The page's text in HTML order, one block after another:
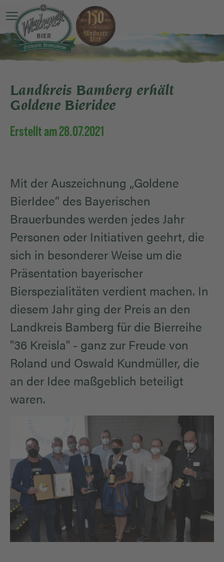
Hauptmenü öffnen
Landkreis Bamberg erhält
Goldene Bieridee
Erstellt am 28.07.2021
Mit der Auszeichnung „Goldene
BierIdee“ des Bayerischen
Brauerbundes werden jedes Jahr
Personen oder Initiativen geehrt, die
sich in besonderer Weise um die
Präsentation bayerischer
Bierspezialitäten verdient machen. In
diesem Jahr ging der Preis an den
Landkreis Bamberg für die Bierreihe
"36 Kreisla" - ganz zur Freude von
Roland und Oswald Kundmüller, die
an der Idee maßgeblich beteiligt
waren.